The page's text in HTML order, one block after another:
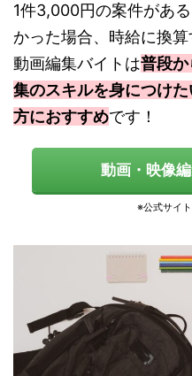
1件3,000円の案件があ
かった場合、時給に換算
動画編集バイトは普段
集のスキルを身につけ
方におすすめです！
動画・映像